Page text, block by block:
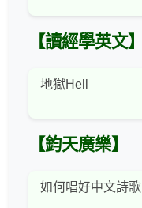
【讀經學英文】
地獄Hell
【鈞天廣樂】
如何唱好中文詩歌